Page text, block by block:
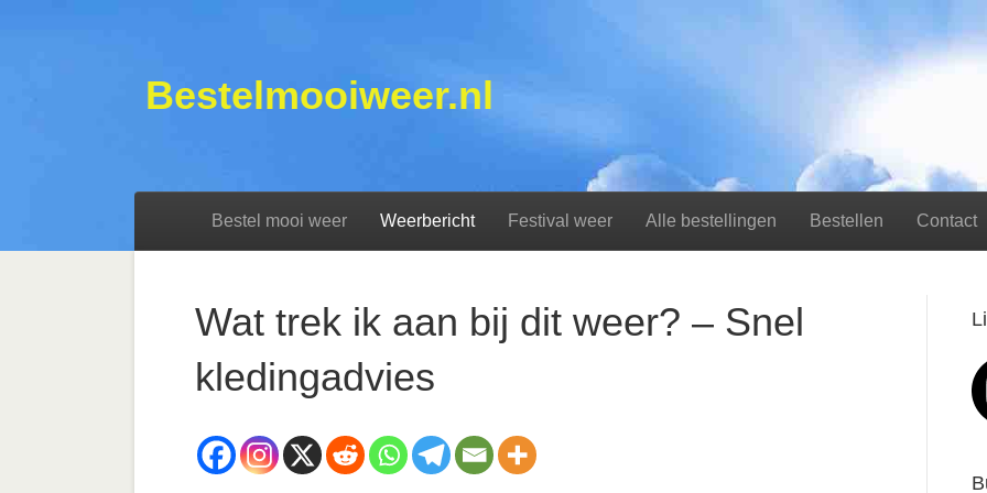
Bestelmooiweer.nl
Bestel mooi weer Weerbericht Festival weer Alle bestellingen Bestellen Contact
Wat trek ik aan bij dit weer? – Snel
kledingadvies